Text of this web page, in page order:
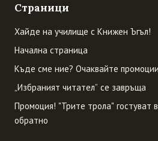
Страници
Хайде на училище с Книжен Ъгъл!
Начална страница
Къде сме ние? Очаквайте промоции
„Избраният читател” се завръща
Промоция! "Трите трола" гостуват
обратно